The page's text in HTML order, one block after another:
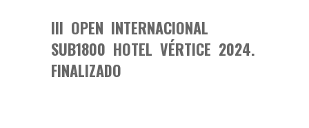
III OPEN INTERNACIONAL
SUB1800 HOTEL VÉRTICE 2024.
FINALIZADO